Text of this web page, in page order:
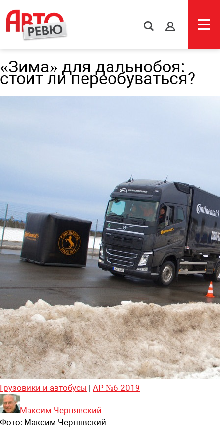
s
«Зима» для дальнобоя:
стоит ли переобуваться?
Грузовики и автобусы | АР №6 2019
Максим Чернявский
Фото: Максим Чернявский